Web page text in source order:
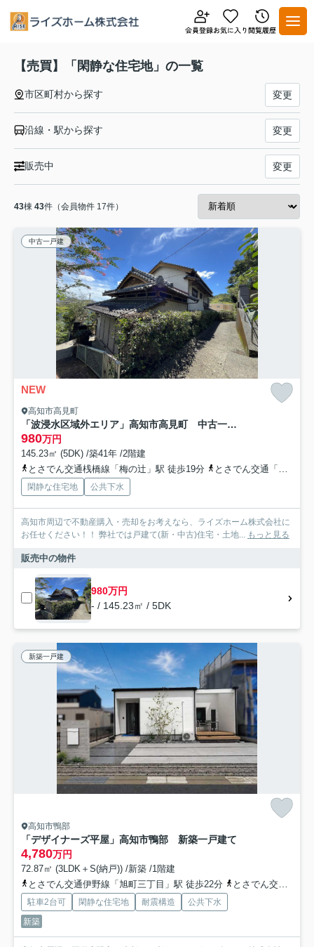
【売買】「閑静な住宅地」の一覧
市区町村から探す 変更
沿線・駅から探す 変更
販売中 変更
43棟 43件（会員物件 17件）
中古一戸建
NEW
高知市高見町
「波浸水区域外エリア」高知市高見町 中古一戸建て
980万円
145.23㎡ (5DK) /築41年 /2階建
とさでん交通桟橋線「梅の辻」駅 徒歩19分
とさでん交通「中高見」バス停下車 徒歩2分
閑静な住宅地 公共下水
高知市周辺で不動産購入・売却をお考えなら、ライズホーム株式会社に
お任せください！！ 弊社では戸建て(新・中古)住宅・土地... もっと見る
販売中の物件
980万円
- / 145.23㎡ / 5DK
新築一戸建
高知市鴨部
「デザイナーズ平屋」高知市鴨部 新築一戸建て
4,780万円
72.87㎡ (3LDK＋S(納戸)) /新築 /1階建
とさでん交通伊野線「旭町三丁目」駅 徒歩22分
とさでん交通「三所神社通」バス停下車 徒歩2分
駐車2台可 閑静な住宅地 耐震構造
公共下水
新築